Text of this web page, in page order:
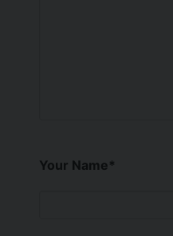
Your Name*